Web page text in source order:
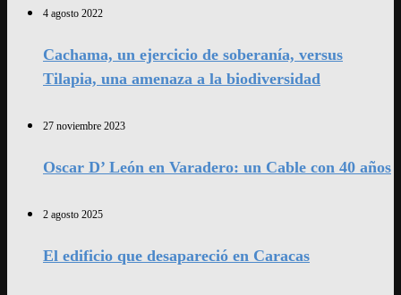
4 agosto 2022
Cachama, un ejercicio de soberanía, versus
Tilapia, una amenaza a la biodiversidad
27 noviembre 2023
Oscar D’ León en Varadero: un Cable con 40 años
2 agosto 2025
El edificio que desapareció en Caracas